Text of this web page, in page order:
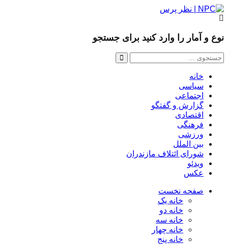
نوع و آمار را وارد کنید برای جستجو
خانه
سیاسی
اجتماعی
گزارش و گفتگو
اقتصادی
فرهنگی
ورزشی
بین الملل
شورای ائتلاف مازندران
ویدئو
عکس
صفحه نخست
خانه یک
خانه دو
خانه سه
خانه چهار
خانه پنج